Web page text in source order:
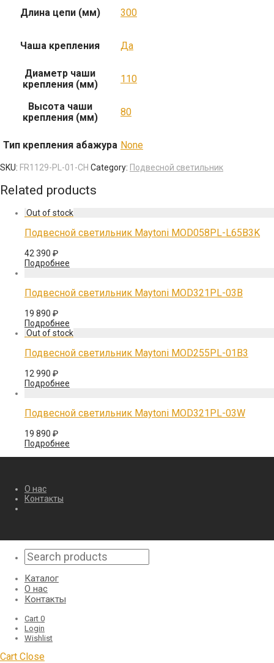
Длина цепи (мм) 300
Чаша крепления Да
Диаметр чаши
крепления (мм)
110
Высота чаши
крепления (мм)
80
Тип крепления абажура None
SKU: FR1129-PL-01-CH Category: Подвесной светильник
Related products
Подвесной светильник Maytoni MOD058PL-L65B3K
42 390 ₽
Подробнее
Подвесной светильник Maytoni MOD321PL-03B
19 890 ₽
Подробнее
Подвесной светильник Maytoni MOD255PL-01B3
12 990 ₽
Подробнее
Подвесной светильник Maytoni MOD321PL-03W
19 890 ₽
Подробнее
О нас
Контакты
Каталог
О нас
Контакты
Cart 0
Login
Wishlist
Cart Close